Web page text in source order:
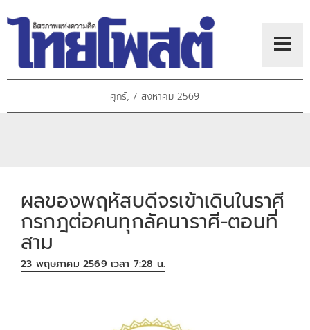
ศุกร์, 7 สิงหาคม 2569
ผลของพฤหัสบดีจรเข้าเดินในราศี
กรกฎต่อคนทุกลัคนาราศี-ตอนที่
สาม
23 พฤษภาคม 2569 เวลา 7:28 น.